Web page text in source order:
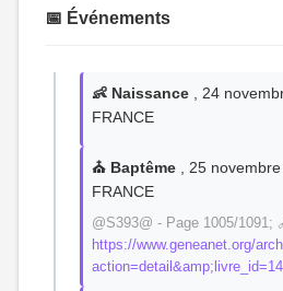
📅 Événements
👶 Naissance , 24
FRANCE
⛪ Baptême , 25
FRANCE
@S393@ - Page 1005/1091;
https://www.geneanet.org/